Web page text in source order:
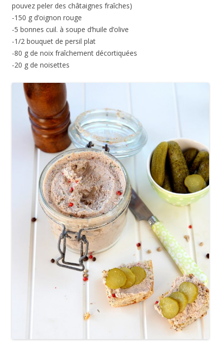
pouvez peler des châtaignes fraîches)
-150 g d’oignon rouge
-5 bonnes cuil. à soupe d’huile d’olive
-1/2 bouquet de persil plat
-80 g de noix fraîchement décortiquées
-20 g de noisettes